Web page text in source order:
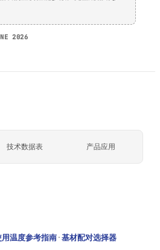
2026
技术数据表 产品应用
用温度参考指南·基材配对选择器